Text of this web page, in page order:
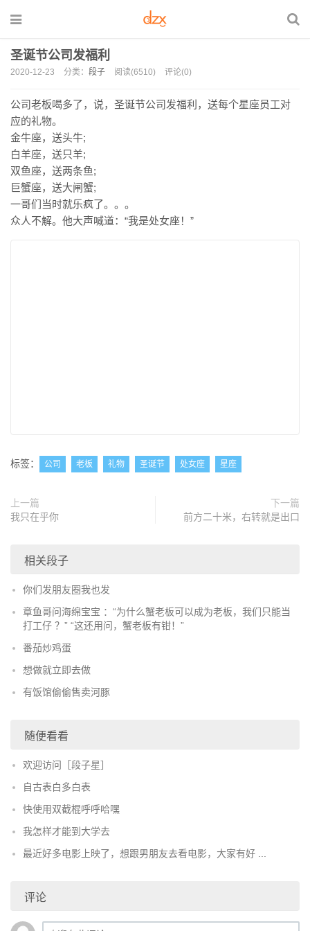
圣诞节公司发福利
2020-12-23 分类： 段子 阅读(6510) 评论(0)
公司老板喝多了，说，圣诞节公司发福利，送每个星座员工对
应的礼物。
金牛座，送头牛;
白羊座，送只羊;
双鱼座，送两条鱼;
巨蟹座，送大闸蟹;
一哥们当时就乐疯了。。。
众人不解。他大声喊道：“我是处女座！”
标签： 公司 老板 礼物 圣诞节 处女座 星座
上一篇
我只在乎你
下一篇
前方二十米，右转就是出口
相关段子
你们发朋友圈我也发
章鱼哥问海绵宝宝 ：“为什么蟹老板可以成为老板，我们只能当
打工仔 ？” “这还用问，蟹老板有钳！”
番茄炒鸡蛋
想做就立即去做
有饭馆偷偷售卖河豚
随便看看
欢迎访问［段子星］
自古表白多白表
快使用双截棍呼呼哈嘿
我怎样才能到大学去
最近好多电影上映了，想跟男朋友去看电影，大家有好 ...
评论